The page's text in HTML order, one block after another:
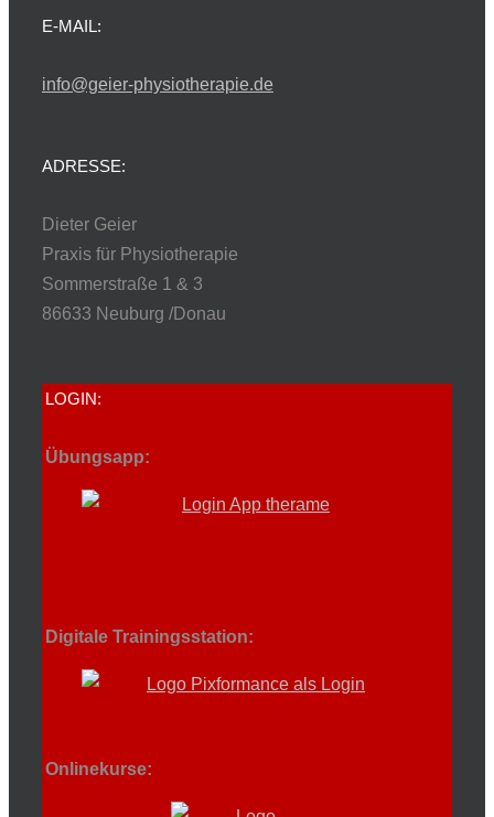
Produktseite
werden
E-MAIL:
info@geier-physiotherapie.de
ADRESSE:
Dieter Geier
Praxis für Physiotherapie
Sommerstraße 1 & 3
86633 Neuburg /Donau
LOGIN:
Übungsapp:
Digitale Trainingsstation:
Onlinekurse: